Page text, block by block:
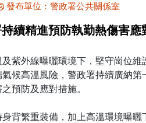
發布單位：警政署公共關係室
續精進預防執勤熱傷害應
紫外線曝曬環境下，堅守崗位
候高溫風險，警政署持續廣納
預防及應對措施。
背繁重裝備，加上高溫環境曝